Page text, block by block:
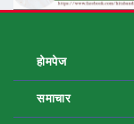
होमपेज
समाचार